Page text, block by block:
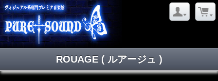
ROUAGE ( ルアージュ )